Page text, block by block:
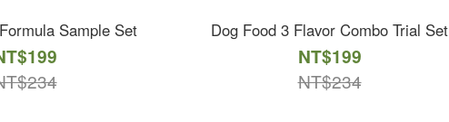
Sample Set Dog Food 3 Flavor Combo Trial Set
NT$199
NT$234